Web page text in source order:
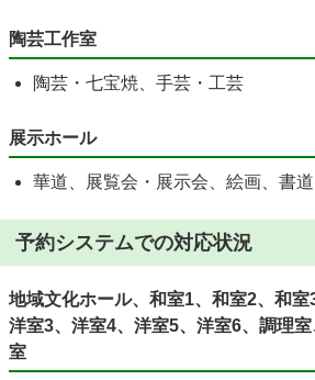
陶芸工作室
陶芸・七宝焼、手芸・工芸
展示ホール
華道、展覧会・展示会、絵画、書道
予約システムでの対応状況
地域文化ホール、和室1、和室2、和室
洋室3、洋室4、洋室5、洋室6、調理
室